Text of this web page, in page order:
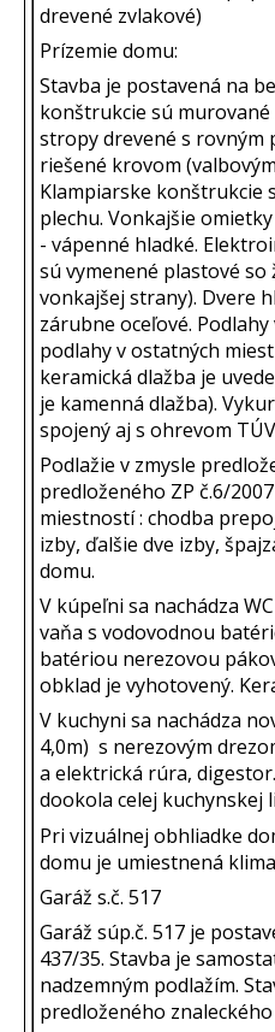
drevené zvlakové)
Prízemie domu:
Stavba je postavená na
konštrukcie sú
stropy drevené s rovným
riešené krovom
Klampiarske konštrukcie
plechu. Vonkajšie
- vápenné hladké.
sú vymenené plastové so
vonkajšej strany). Dvere
zárubne oceľové.
podlahy v ostatných
keramická dlažba je
je kamenná dlažba).
spojený aj s ohrevom
Podlažie v zmysle
predloženého ZP č.6/
miestností : chodba
izby, ďalšie dve izby,
domu.
V kúpeľni sa nachádza
vaňa s vodovodnou
batériou nerezovou
obklad je vyhotovený.
V kuchyni sa nachádza
4,0m) s nerezovým
a elektrická rúra,
dookola celej kuchynskej
Pri vizuálnej obhliadke
domu je umiestnená
Garáž s.č. 517
Garáž súp.č. 517 je
437/35. Stavba je
nadzemným podlažím.
predloženého